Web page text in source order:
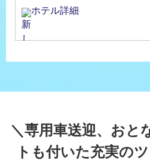
ホテル詳細
専用車送迎、おと
トも付いた充実の